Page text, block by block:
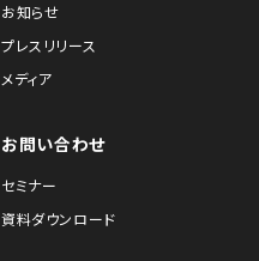
お知らせ
プレスリリース
メディア
お問い合わせ
セミナー
資料ダウンロード